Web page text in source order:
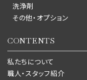
洗浄剤
その他・オプション
CONTENTS
私たちについて
職人・スタッフ紹介